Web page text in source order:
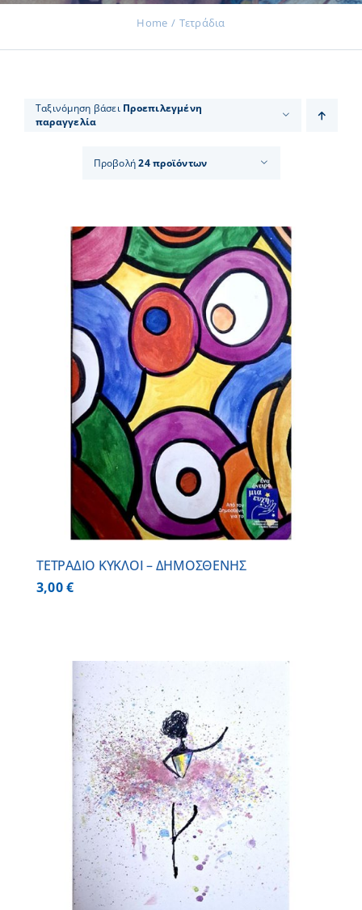
Νέα
Επικοινωνία
Εισφορές
Home Τετράδια
Ταξινόμηση βάσει Προεπιλεγμένη
παραγγελία
Προβολή24 προϊόντων
ΤΕΤΡΑΔΙΟ ΚΥΚΛΟΙ – ΔΗΜΟΣΘΕΝΗΣ
3,00€